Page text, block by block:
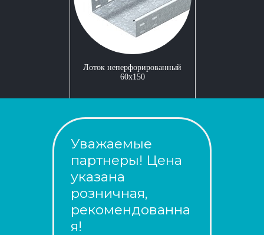
Лоток неперфорированный
60x150
Уважаемые
партнеры! Цена
указана
розничная,
рекомендованна
я!